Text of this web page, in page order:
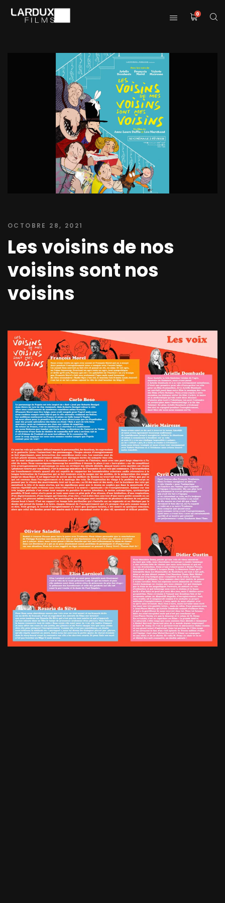
0
OCTOBRE 28, 2021
Les voisins de nos
voisins sont nos
voisins